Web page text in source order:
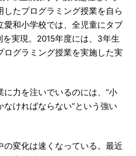
たプログラミング授業を自ら
和小学校では、全児童にタブ
を実現。2015年度には、3年生
ログラミング授業を実施した実
力を注いでいるのには、“小
ければならない”という強い
変化は速くなっている。最近